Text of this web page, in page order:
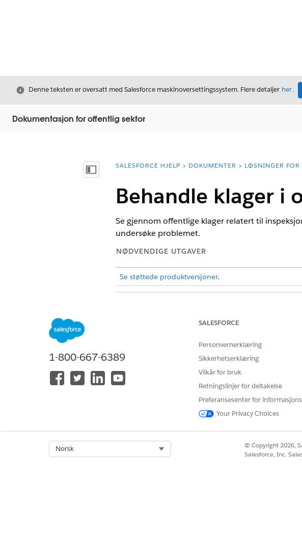
Avslutt
Denne teksten er oversatt med Salesforce maskinoversettingssystem. Flere detaljer her.
Dokumentasjon for offentlig sektor
Vis innholdsfortegnelse
Du er her:
SALESFORCE HJELP DOKUMENTER LØSNINGER FOR
Behandle klager i
Se gjennom offentlige klager relatert til
undersøke problemet.
NØDVENDIGE UTGAVER
Se støttede produktversjoner.
For å arbeide med offentlige klager relatert til
Når en utøver rapporterer et problem i
effektivisere prosessen med å innhente
Den felles klageposten inkluderer detaljene
Avhengig av konfigurasjonen kan klageposten
Planlegg et besøk fra klageposten slik at en
Finn og velg
fra Appstarter.
Velg en klage fra en listevisning.
1-800-667-6389
SALESFORCE
Personvernerklæring
Sikkerhetserklæring
Vilkår for bruk
Retningslinjer for deltakelse
Preferansesenter for
Your Privacy Choices
Norsk
© Copyright 2026,
Salesforce, Inc.